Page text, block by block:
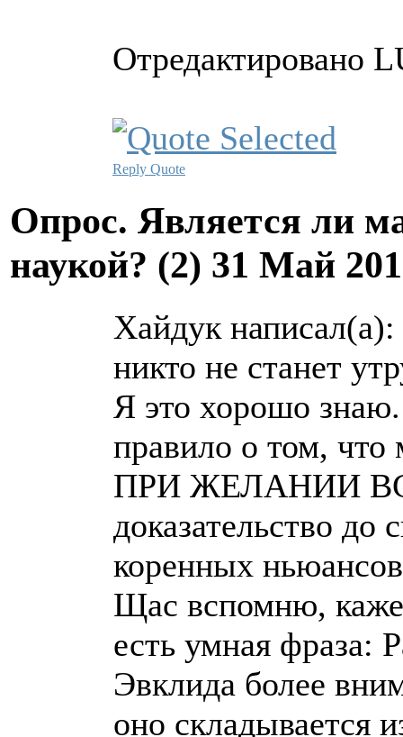
Отредактировано
Reply Quote
Опрос. Является ли
наукой? (2) 31 Май
Хайдук написал(а):
никто не станет
Я это хорошо знаю.
правило о том,
ПРИ ЖЕЛАНИИ
доказательство до
коренных
Щас вспомню,
есть умная фраза:
Эвклида более
оно складывается